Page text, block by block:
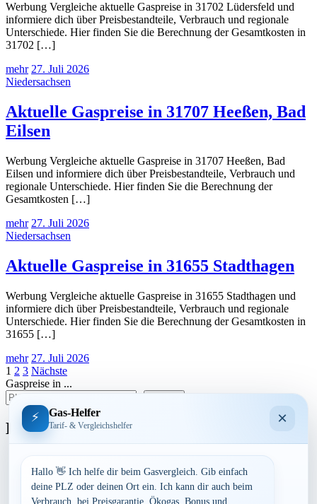
Werbung Vergleiche aktuelle Gaspreise in 31702 Lüdersfeld und
informiere dich über Preisbestandteile, Verbrauch und regionale
Unterschiede. Hier finden Sie die Berechnung der Gesamtkosten in
31702 […]
mehr 27. Juli 2026
Niedersachsen
Aktuelle Gaspreise in 31707 Heeßen, Bad
Eilsen
Werbung Vergleiche aktuelle Gaspreise in 31707 Heeßen, Bad
Eilsen und informiere dich über Preisbestandteile, Verbrauch und
regionale Unterschiede. Hier finden Sie die Berechnung der
Gesamtkosten […]
mehr 27. Juli 2026
Niedersachsen
Aktuelle Gaspreise in 31655 Stadthagen
Werbung Vergleiche aktuelle Gaspreise in 31655 Stadthagen und
informiere dich über Preisbestandteile, Verbrauch und regionale
Unterschiede. Hier finden Sie die Berechnung der Gesamtkosten in
31655 […]
mehr 27. Juli 2026
Seitennummerierung
der
Beiträge
1 2 3 Nächste
Gaspreise in ...
Bundesland
Bayern
Berlin
Brandenburg
⚡ Gas-Helfer
Tarif- & Vergleichshelfer ×
Hallo 👋 Ich helfe dir beim Gasvergleich. Gib einfach
deine PLZ oder deinen Ort ein. Ich kann dir auch beim
Verbrauch, bei Preisgarantie, Ökogas, Bonus und